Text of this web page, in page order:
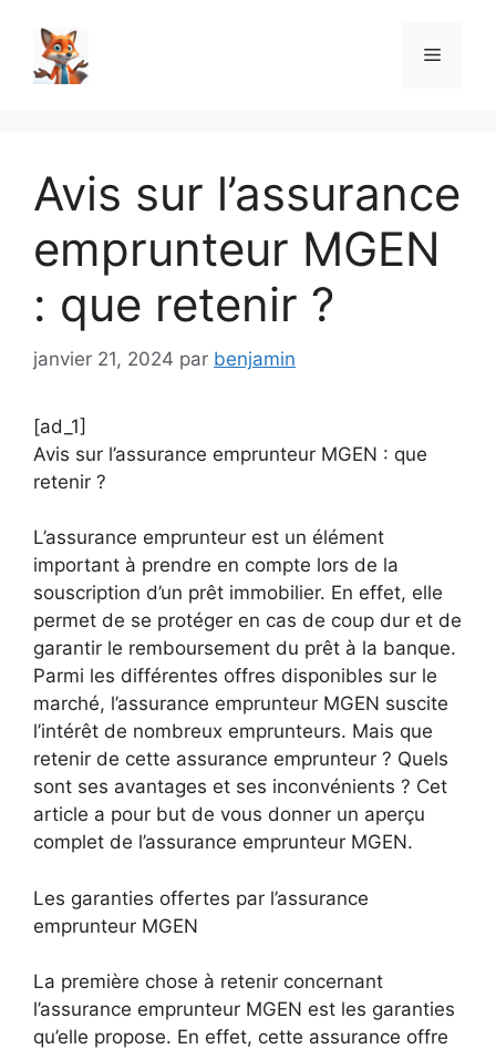
contenu
Menu
Avis sur l’assurance
emprunteur MGEN
: que retenir ?
janvier 21, 2024 par benjamin
[ad_1]
Avis sur l’assurance emprunteur MGEN : que
retenir ?
L’assurance emprunteur est un élément
important à prendre en compte lors de la
souscription d’un prêt immobilier. En effet, elle
permet de se protéger en cas de coup dur et de
garantir le remboursement du prêt à la banque.
Parmi les différentes offres disponibles sur le
marché, l’assurance emprunteur MGEN suscite
l’intérêt de nombreux emprunteurs. Mais que
retenir de cette assurance emprunteur ? Quels
sont ses avantages et ses inconvénients ? Cet
article a pour but de vous donner un aperçu
complet de l’assurance emprunteur MGEN.
Les garanties offertes par l’assurance
emprunteur MGEN
La première chose à retenir concernant
l’assurance emprunteur MGEN est les garanties
qu’elle propose. En effet, cette assurance offre